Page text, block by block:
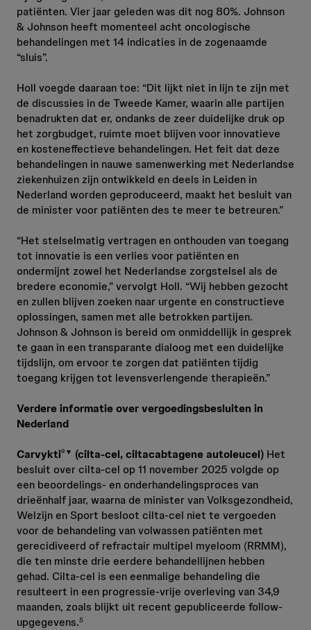
patiënten. Vier jaar geleden was dit nog 80%. Johnson
& Johnson heeft momenteel acht oncologische
behandelingen met 14 indicaties in de zogenaamde
“sluis”.
Holl voegde daaraan toe: “Dit lijkt niet in lijn te zijn met
de discussies in de Tweede Kamer, waarin alle partijen
benadrukten dat er, ondanks de zeer duidelijke druk op
het zorgbudget, ruimte moet blijven voor innovatieve
en kosteneffectieve behandelingen. Het feit dat deze
behandelingen in nauwe samenwerking met Nederlandse
ziekenhuizen zijn ontwikkeld en deels in Leiden in
Nederland worden geproduceerd, maakt het besluit van
de minister voor patiënten des te meer te betreuren.”
“Het stelselmatig vertragen en onthouden van toegang
tot innovatie is een verlies voor patiënten en
ondermijnt zowel het Nederlandse zorgstelsel als de
bredere economie,” vervolgt Holl. “Wij hebben gezocht
en zullen blijven zoeken naar urgente en constructieve
oplossingen, samen met alle betrokken partijen.
Johnson & Johnson is bereid om onmiddellijk in gesprek
te gaan in een transparante dialoog met een duidelijke
tijdslijn, om ervoor te zorgen dat patiënten tijdig
toegang krijgen tot levensverlengende therapieën.”
Verdere informatie over vergoedingsbesluiten in
Nederland
Carvykti®▼ (cilta-cel, ciltacabtagene autoleucel) Het
besluit over cilta-cel op 11 november 2025 volgde op
een beoordelings- en onderhandelingsproces van
drieënhalf jaar, waarna de minister van Volksgezondheid,
Welzijn en Sport besloot cilta-cel niet te vergoeden
voor de behandeling van volwassen patiënten met
gerecidiveerd of refractair multipel myeloom (RRMM),
die ten minste drie eerdere behandellijnen hebben
gehad. Cilta-cel is een eenmalige behandeling die
resulteert in een progressie-vrije overleving van 34,9
maanden, zoals blijkt uit recent gepubliceerde follow-
upgegevens.5